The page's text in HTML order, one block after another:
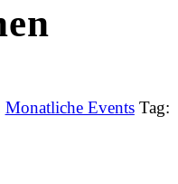
Monatliche Events Tag: